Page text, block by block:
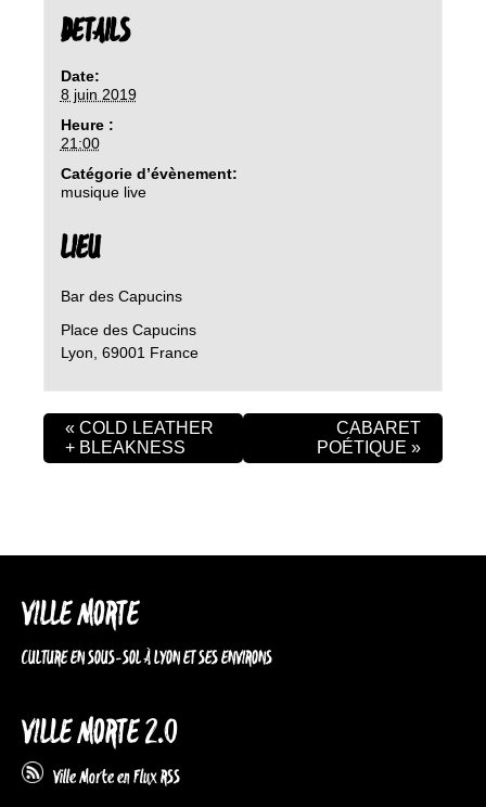
DETAILS
Date:
8 juin 2019
Heure :
21:00
Catégorie d’évènement:
musique live
LIEU
Bar des Capucins
Place des Capucins
Lyon 69001 France
« COLD LEATHER
+ BLEAKNESS
CABARET
POÉTIQUE »
VILLE MORTE
CULTURE EN SOUS-SOL À LYON ET SES ENVIRONS
VILLE MORTE 2.0
Ville Morte en Flux RSS